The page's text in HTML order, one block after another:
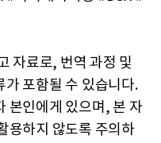
자료로, 번역 과정 및
가 포함될 수 있습니다.
본인에게 있으며, 본 자
용하지 않도록 주의하